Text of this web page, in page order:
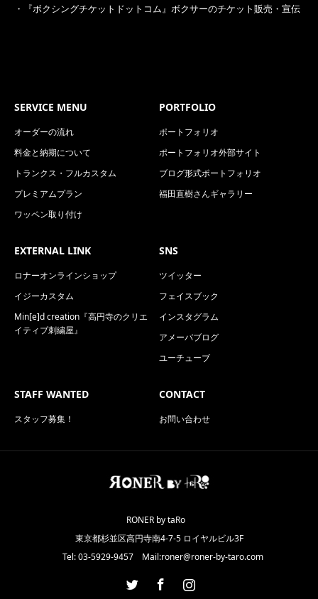
・
『ボクシングチケットドットコム』ボクサーのチケット販売・宣伝
SERVICE MENU
オーダーの流れ
料金と納期について
トランクス・フルカスタム
プレミアムプラン
ワッペン取り付け
PORTFOLIO
ポートフォリオ
ポートフォリオ外部サイト
ブログ形式ポートフォリオ
福田直樹さんギャラリー
EXTERNAL LINK
ロナーオンラインショップ
イジーカスタム
Min[e]d creation『高円寺のクリエ
イティブ刺繍屋』
SNS
ツイッター
フェイスブック
インスタグラム
アメーバブログ
ユーチューブ
STAFF WANTED
スタッフ募集！
CONTACT
お問い合わせ
RONER by taRo
東京都杉並区高円寺南4-7-5 ロイヤルビル3F
Tel: 03-5929-9457 Mail:roner@roner-by-taro.com